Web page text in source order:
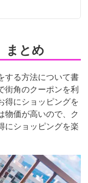
とめ
する方法について書
街角のクーポンを利
得にショッピングを
物価が高いので、ク
にショッピングを楽